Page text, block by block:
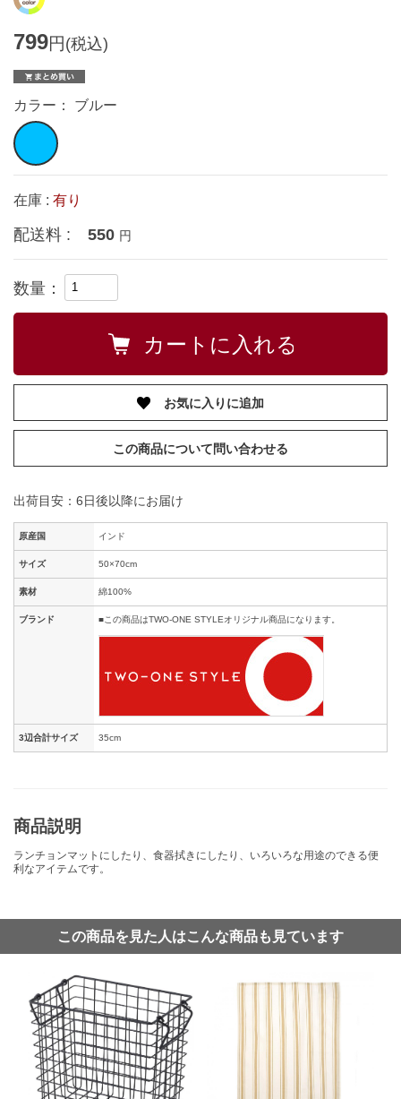
799円(税込)
カラー： ブルー
在庫 : 有り
配送料 : 550 円
数量：
お気に入りに追加
この商品について問い合わせる
出荷目安：6日後以降にお届け
原産国 インド
サイズ 50×70cm
素材 綿100%
ブランド ■この商品はTWO-ONE STYLEオリジナル商品になります。
3辺合計サイズ 35cm
商品説明
ランチョンマットにしたり、食器拭きにしたり、いろいろな用途のできる便
利なアイテムです。
この商品を見た人はこんな商品も見ています